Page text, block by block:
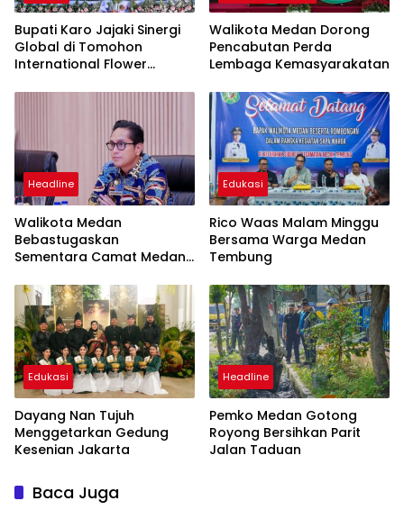
Bupati Karo Jajaki Sinergi
Global di Tomohon
International Flower
Walikota Medan Dorong
Pencabutan Perda
Lembaga Kemasyarakatan
Headline
Walikota Medan
Bebastugaskan
Sementara Camat Medan
Edukasi
Rico Waas Malam Minggu
Bersama Warga Medan
Tembung
Edukasi
Dayang Nan Tujuh
Menggetarkan Gedung
Kesenian Jakarta
Headline
Pemko Medan Gotong
Royong Bersihkan Parit
Jalan Taduan
Baca Juga